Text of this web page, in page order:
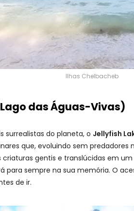
Ilhas Chelbacheb
das Águas-Vivas)
surrealistas do planeta, o Jellyfish
que, evoluindo sem predadores
criaturas gentis e translúcidas em
para sempre na sua memória. O
de ir.